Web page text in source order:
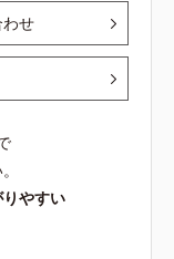
せ
やすい